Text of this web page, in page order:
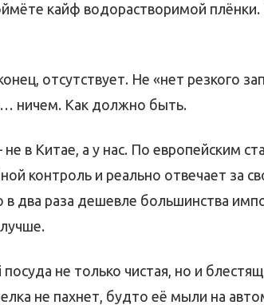
кайф водорастворимой
отсутствует. Не «нет резкого
ничем. Как должно быть.
в Китае, а у нас. По европейским
контроль и реально отвечает за
в два раза дешевле большинства
посуда не только чистая, но и
не пахнет, будто её мыли на